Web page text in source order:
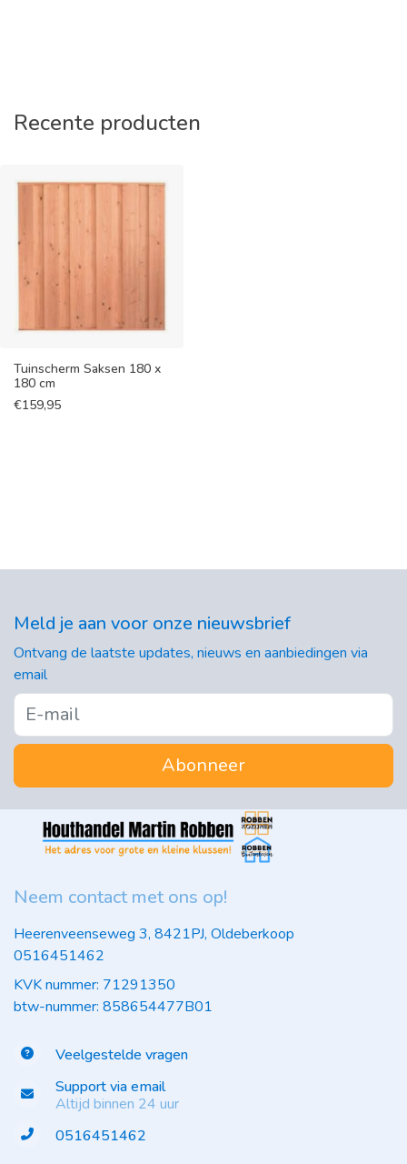
Recente producten
Tuinscherm Saksen 180 x
180 cm
€159,95
Meld je aan voor onze nieuwsbrief
Ontvang de laatste updates, nieuws en aanbiedingen via
email
Abonneer
Neem contact met ons op!
Heerenveenseweg 3, 8421PJ, Oldeberkoop
0516451462
KVK nummer: 71291350
btw-nummer: 858654477B01
Veelgestelde vragen
Support via email
Altijd binnen 24 uur
0516451462